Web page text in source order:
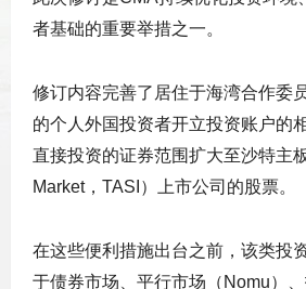
者基础的重要举措之一。
修订内容完善了居住于海湾合作委
的个人外国投资者开立投资账户的
直接投资的证券范围扩大至沙特主
Market，TASI）上市公司的股票。
在这些便利措施出台之前，该类投
于债券市场、平行市场（Nomu）